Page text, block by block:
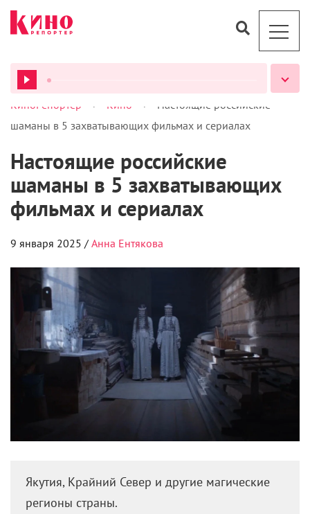
ВСЕ ПОДКАСТЫ
КиноРепортер > Кино >
Настоящие российские
шаманы в 5 захватывающих фильмах и сериалах
Настоящие российские
шаманы в 5 захватывающих
фильмах и сериалах
9 января 2025 / Анна Ентякова
Якутия, Крайний Север и другие магические
регионы страны.